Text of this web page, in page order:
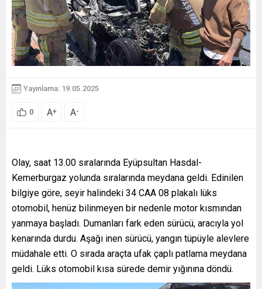
Yayınlama: 19.05.2025
0 A+ A-
Olay, saat 13.00 sıralarında Eyüpsultan Hasdal-
Kemerburgaz yolunda sıralarında meydana geldi. Edinilen
bilgiye göre, seyir halindeki 34 CAA 08 plakalı lüks
otomobil, henüz bilinmeyen bir nedenle motor kısmından
yanmaya başladı. Dumanları fark eden sürücü, aracıyla yol
kenarında durdu. Aşağı inen sürücü, yangın tüpüyle alevlere
müdahale etti. O sırada araçta ufak çaplı patlama meydana
geldi. Lüks otomobil kısa sürede demir yığınına döndü.